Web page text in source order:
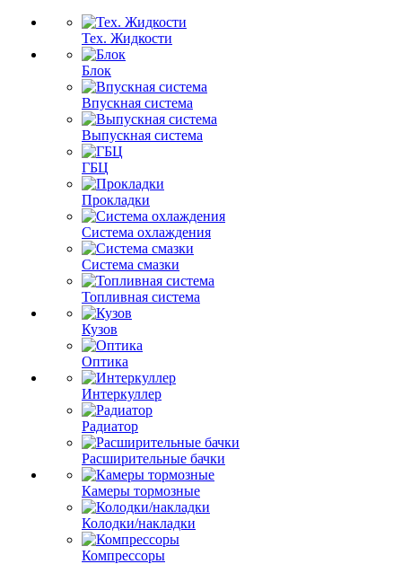
Тех. Жидкости
Блок
Впускная система
Выпускная система
ГБЦ
Прокладки
Система охлаждения
Система смазки
Топливная система
Кузов
Оптика
Интеркуллер
Радиатор
Расширительные бачки
Камеры тормозные
Колодки/накладки
Компрессоры